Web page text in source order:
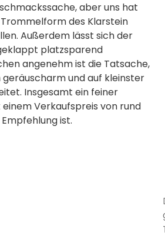
aber uns hat
des Klarstein
Außerdem lässt sich der
platzsparend
angenehm ist die Tatsache,
und auf kleinster
Insgesamt ein feiner
Verkaufspreis von rund
ist.